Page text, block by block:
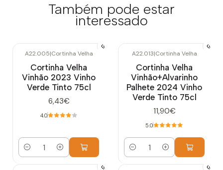
Também pode estar
interessado
A22.005|Cortinha Velha
Cortinha Velha
Vinhão 2023 Vinho
Verde Tinto 75cl
6,43€
4.0
Quantidade
A22.013|Cortinha Velha
Cortinha Velha
Vinhão+Alvarinho
Palhete 2024 Vinho
Verde Tinto 75cl
11,90€
5.0
Quantidade